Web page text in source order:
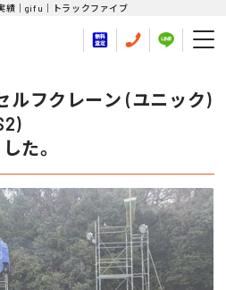
績｜gifu｜トラックファイブ
ルフクレーン (ユニック)
た。